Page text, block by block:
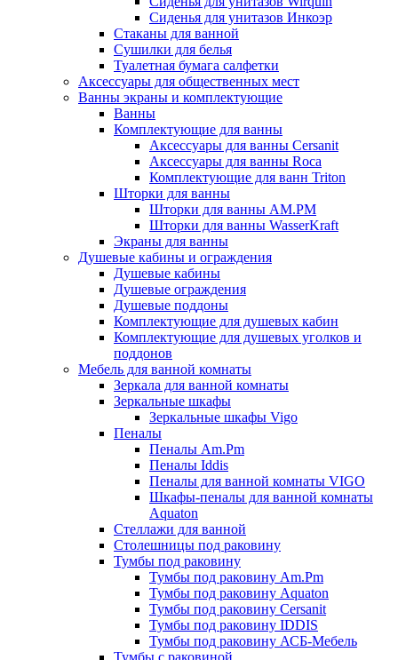
Сиденья для унитазов Инкоэр
Стаканы для ванной
Сушилки для белья
Туалетная бумага салфетки
Аксессуары для общественных мест
Ванны экраны и комплектующие
Ванны
Комплектующие для ванны
Аксессуары для ванны Cersanit
Аксессуары для ванны Roca
Комплектующие для ванн Triton
Шторки для ванны
Шторки для ванны AM.PM
Шторки для ванны WasserKraft
Экраны для ванны
Душевые кабины и ограждения
Душевые кабины
Душевые ограждения
Душевые поддоны
Комплектующие для душевых кабин
Комплектующие для душевых уголков и
поддонов
Мебель для ванной комнаты
Зеркала для ванной комнаты
Зеркальные шкафы
Зеркальные шкафы Vigo
Пеналы
Пеналы Am.Pm
Пеналы Iddis
Пеналы для ванной комнаты VIGO
Шкафы-пеналы для ванной комнаты
Aquaton
Стеллажи для ванной
Столешницы под раковину
Тумбы под раковину
Тумбы под раковину Am.Pm
Тумбы под раковину Aquaton
Тумбы под раковину Cersanit
Тумбы под раковину IDDIS
Тумбы под раковину АСБ-Мебель